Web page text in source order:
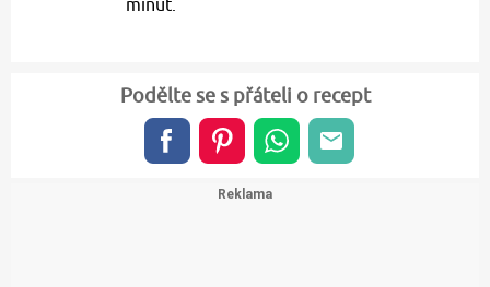
minut.
Podělte se s přáteli o recept